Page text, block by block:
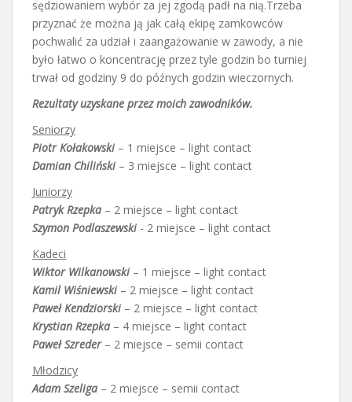
sędziowaniem wybór za jej zgodą padł na nią.Trzeba
przyznać że można ją jak całą ekipę zamkowców
pochwalić za udział i zaangażowanie w zawody, a nie
było łatwo o koncentrację przez tyle godzin bo turniej
trwał od godziny 9 do późnych godzin wieczornych.
Rezultaty uzyskane przez moich zawodników.
Seniorzy
Piotr Kołakowski – 1 miejsce – light contact
Damian Chiliński – 3 miejsce – light contact
Juniorzy
Patryk Rzepka – 2 miejsce – light contact
Szymon Podlaszewski - 2 miejsce – light contact
Kadeci
Wiktor Wilkanowski – 1 miejsce – light contact
Kamil Wiśniewski – 2 miejsce – light contact
Paweł Kendziorski – 2 miejsce – light contact
Krystian Rzepka – 4 miejsce – light contact
Paweł Szreder– 2 miejsce – semii contact
Młodzicy
Adam Szeliga – 2 miejsce – semii contact